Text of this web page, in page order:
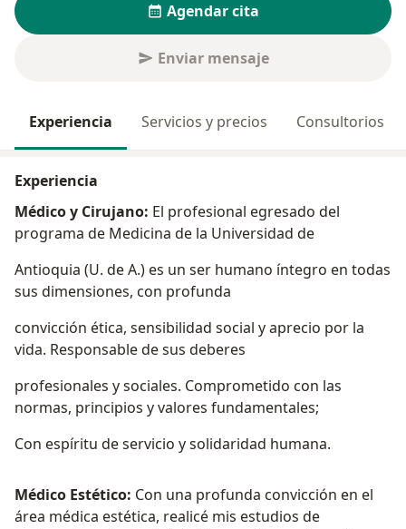
Agendar cita
Enviar mensaje
Experiencia Servicios y precios Consultorios
Experiencia
Médico y Cirujano: El profesional egresado del
programa de Medicina de la Universidad de
Antioquia (U. de A.) es un ser humano íntegro en todas
sus dimensiones, con profunda
convicción ética, sensibilidad social y aprecio por la
vida. Responsable de sus deberes
profesionales y sociales. Comprometido con las
normas, principios y valores fundamentales;
Con espíritu de servicio y solidaridad humana.
Médico Estético: Con una profunda convicción en el
área médica estética, realicé mis estudios de